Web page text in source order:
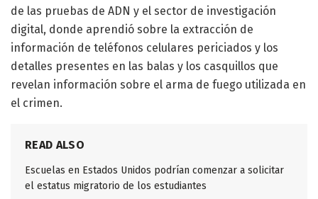
de las pruebas de ADN y el sector de investigación
digital, donde aprendió sobre la extracción de
información de teléfonos celulares periciados y los
detalles presentes en las balas y los casquillos que
revelan información sobre el arma de fuego utilizada en
el crimen.
READ ALSO
Escuelas en Estados Unidos podrían comenzar a solicitar
el estatus migratorio de los estudiantes